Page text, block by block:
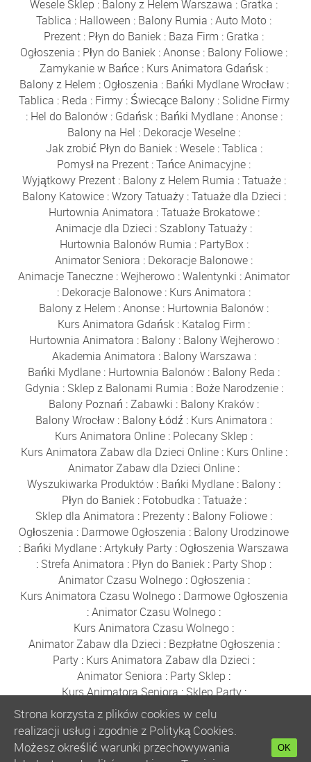
Wesele Sklep : Balony z Helem Warszawa : Gratka :
Tablica : Halloween : Balony Rumia :Auto Moto :
Prezent : Płyn do Baniek : Baza Firm : Gratka :
Ogłoszenia : Płyn do Baniek :Anonse : Balony Foliowe :
Zamykanie w Bańce : Kurs Animatora Gdańsk :
Balony z Helem : Ogłoszenia : Bańki Mydlane Wrocław:
Tablica : Reda : Firmy: Świecące Balony: Solidne Firmy
: Hel do Balonów: Gdańsk: Bańki Mydlane:Anonse:
Balony na Hel : Dekoracje Weselne :
Jak zrobić Płyn do Baniek:Wesele:Tablica :
Pomysł na Prezent :Tańce Animacyjne :
Wyjątkowy Prezent: Balony z Helem Rumia :Tatuaże:
Balony Katowice:Wzory Tatuaży:Tatuaże dla Dzieci :
Hurtownia Animatora :Tatuaże Brokatowe:
Animacje dla Dzieci : Szablony Tatuaży :
Hurtownia Balonów Rumia : PartyBox:
Animator Seniora : Dekoracje Balonowe :
Animacje Taneczne :Wejherowo :Walentynki :Animator
: Dekoracje Balonowe : Kurs Animatora :
Balony z Helem :Anonse : Hurtownia Balonów :
Kurs Animatora Gdańsk : Katalog Firm :
Hurtownia Animatora : Balony: Balony Wejherowo:
Akademia Animatora : Balony Warszawa :
Bańki Mydlane : Hurtownia Balonów : Balony Reda :
Gdynia : Sklep z Balonami Rumia : Boże Narodzenie:
Balony Poznań :Zabawki : Balony Kraków :
Balony Wrocław : Balony Łódź : Kurs Animatora :
Kurs Animatora Online : Polecany Sklep :
Kurs Animatora Zabaw dla Dzieci Online: Kurs Online:
Animator Zabaw dla Dzieci Online :
Wyszukiwarka Produktów : Bańki Mydlane : Balony :
Płyn do Baniek: Fotobudka :Tatuaże:
Sklep dla Animatora : Prezenty : Balony Foliowe :
Ogłoszenia : Darmowe Ogłoszenia : Balony Urodzinowe
: Bańki Mydlane :Artykuły Party : Ogłoszenia Warszawa
: Strefa Animatora : Płyn do Baniek : Party Shop :
Animator Czasu Wolnego: Ogłoszenia :
Kurs Animatora Czasu Wolnego: Darmowe Ogłoszenia
:Animator Czasu Wolnego :
Kurs Animatora Czasu Wolnego :
Animator Zabaw dla Dzieci : Bezpłatne Ogłoszenia :
Party : Kurs Animatora Zabaw dla Dzieci :
Animator Seniora : Party Sklep :
Kurs Animatora Seniora:Sklep Party:
Tatuaże dla Dzieci: Tatuaże Brokatowe
Ogłoszenia Darmowe :Zamykanie w Bańce
:Wydarzenia Warszawa:Firmy Warszawa
Ogłoszenia Warszawa
Strona korzysta z plików cookies w celu
realizacji usług i zgodnie z Polityką Cookies.
Możesz określić warunki przechowywania
OK